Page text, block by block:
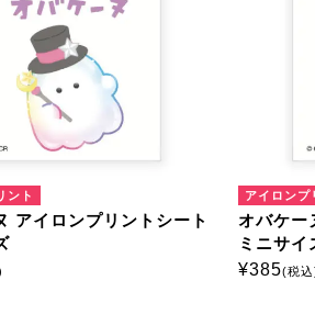
アイロンプリント
オバケーヌ アイロンプリントシート